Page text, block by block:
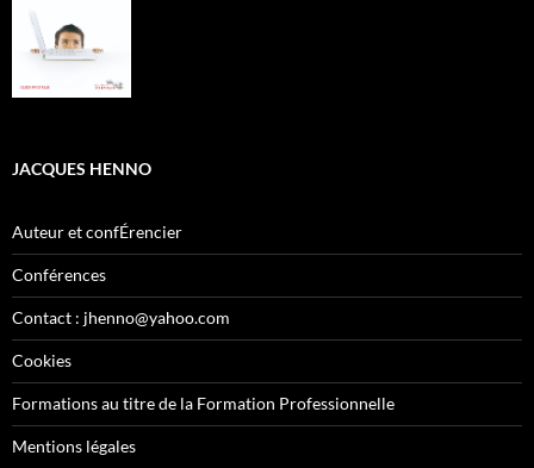
JACQUES HENNO
Auteur et confÉrencier
Conférences
Contact : jhenno@yahoo.com
Cookies
Formations au titre de la Formation Professionnelle
Mentions légales